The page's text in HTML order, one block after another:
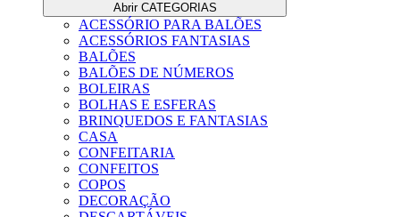
Abrir CATEGORIAS
ACESSÓRIO PARA BALÕES
ACESSÓRIOS FANTASIAS
BALÕES
BALÕES DE NÚMEROS
BOLEIRAS
BOLHAS E ESFERAS
BRINQUEDOS E FANTASIAS
CASA
CONFEITARIA
CONFEITOS
COPOS
DECORAÇÃO